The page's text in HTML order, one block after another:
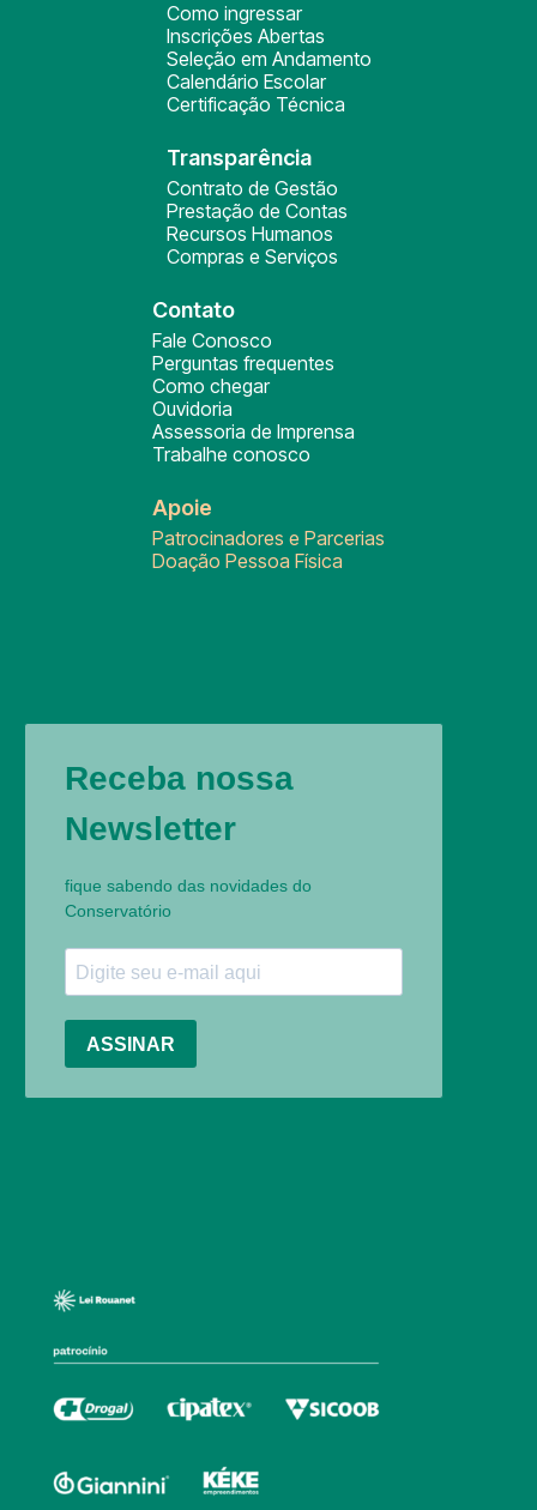
Como ingressar
Inscrições Abertas
Seleção em Andamento
Calendário Escolar
Certificação Técnica
Transparência
Contrato de Gestão
Prestação de Contas
Recursos Humanos
Compras e Serviços
Contato
Fale Conosco
Perguntas frequentes
Como chegar
Ouvidoria
Assessoria de Imprensa
Trabalhe conosco
Apoie
Patrocinadores e Parcerias
Doação Pessoa Física